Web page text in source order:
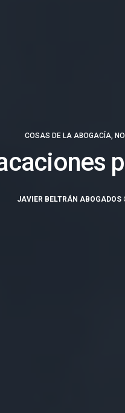
COSAS DE LA ABOGACÍA
JAVIER BELTRÁN ABOGADOS